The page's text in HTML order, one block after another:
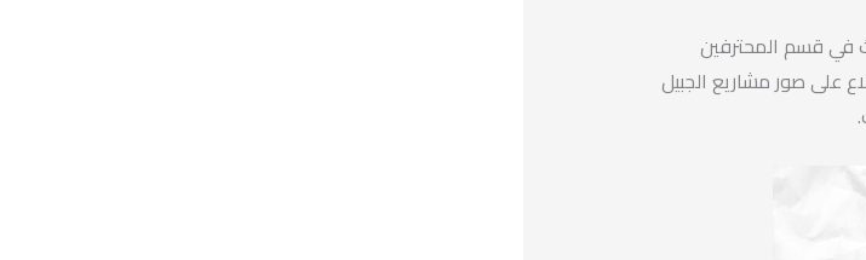
في قسم المحترفين
على صور مشاريع الجبيل